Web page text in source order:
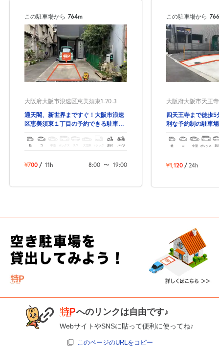
この駐車場から 764m
大阪府大阪市浪速区恵美須東1-20-3
通天閣、新世界まですぐ！大阪市浪速
区恵美須東１丁目の予約できる駐車
軽 コ ボックス SUV トラック 原付 バイク
¥700 / 11h 8:00 〜 19:00
この駐車場から
大阪府大阪市天王
四天王寺まで徒歩5
利な予約制の駐車
軽 コ 中型 ボックス
¥1,120 / 24h
へのリンクは自由です♪
WebサイトやSNSに貼って便利に使ってね♪
このページのURLをコピー